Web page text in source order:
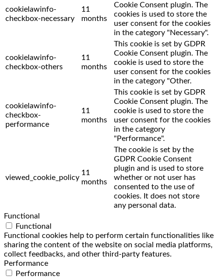
cookielawinfo-
checkbox-necessary
11
months
Cookie Consent plugin. The
cookies is used to store the
user consent for the cookies
in the category "Necessary".
cookielawinfo-
checkbox-others
11
months
This cookie is set by GDPR
Cookie Consent plugin. The
cookie is used to store the
user consent for the cookies
in the category "Other.
cookielawinfo-
checkbox-
performance
11
months
This cookie is set by GDPR
Cookie Consent plugin. The
cookie is used to store the
user consent for the cookies
in the category
"Performance".
viewed_cookie_policy
11
months
The cookie is set by the
GDPR Cookie Consent
plugin and is used to store
whether or not user has
consented to the use of
cookies. It does not store
any personal data.
Functional
Functional
Functional cookies help to perform certain functionalities like
sharing the content of the website on social media platforms,
collect feedbacks, and other third-party features.
Performance
Performance